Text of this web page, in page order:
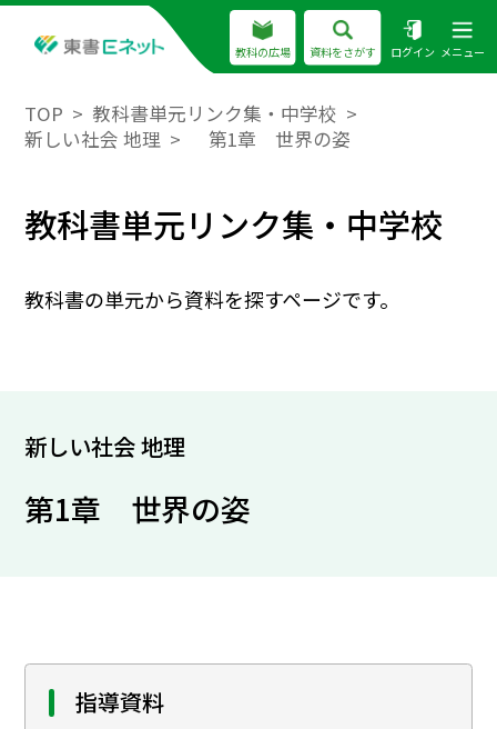
教科の広場 資料をさがす ログイン メニュー
TOP
教科書単元リンク集・中学校
新しい社会 地理
第1章 世界の姿
教科書単元リンク集・中学校
教科書の単元から資料を探すページです。
新しい社会 地理
第1章 世界の姿
指導資料